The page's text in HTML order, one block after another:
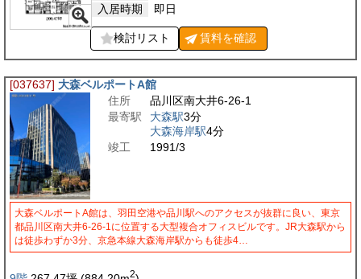
入居時期
即日
検討リスト 賃料を確認
[037637] 大森ベルポートA館
住所
品川区南大井6-26-1
最寄駅
大森駅3分
大森海岸駅4分
竣工
1991/3
大森ベルポートA館は、羽田空港や品川駅へのアクセスが抜群に良い、東京
都品川区南大井6-26-1に位置する大型複合オフィスビルです。JR大森駅から
は徒歩わずか3分、京急本線大森海岸駅からも徒歩4…
2